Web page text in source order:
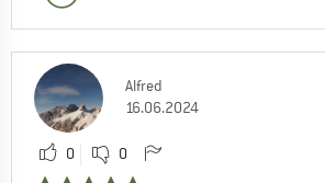
Alfred
16.06.2024
0 0